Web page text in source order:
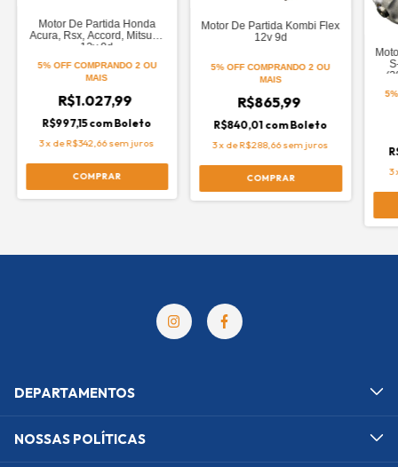
Motor De Partida Honda
Acura, Rsx, Accord, Mitsuba
12v 9d
5% OFF COMPRANDO 2 OU
MAIS
R$1.027,99
R$997,15comBoleto
3x deR$342,66sem juros
Motor De Partida Kombi Flex
12v 9d
5% OFF COMPRANDO 2 OU
MAIS
R$865,99
R$840,01 comBoleto
3x deR$288,66sem juros
3
DEPARTAMENTOS
NOSSAS POLÍTICAS